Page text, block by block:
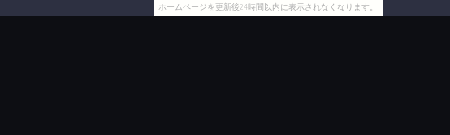
ホームページを更新後24時間以内に表示されなくなります。